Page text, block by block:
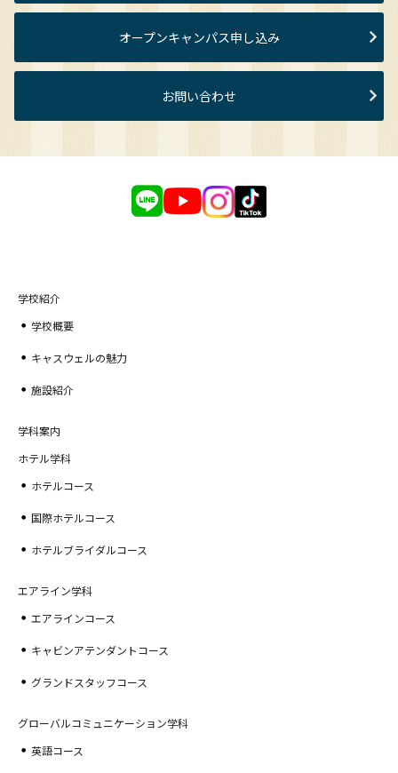
オープンキャンパス申し込み
お問い合わせ
学校紹介
学校概要
キャスウェルの魅力
施設紹介
学科案内
ホテル学科
ホテルコース
国際ホテルコース
ホテルブライダルコース
エアライン学科
エアラインコース
キャビンアテンダントコース
グランドスタッフコース
グローバルコミュニケーション学科
英語コース